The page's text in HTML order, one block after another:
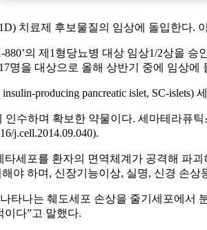
치료제 후보물질의 임상에 돌입한
의 제1형당뇨병 대상 임상1/2상을 승
명을 대상으로 올해 상반기 중에 임상
producing pancreatic islet, SC-
수하며 확보한 약물이다. 세마테라퓨
j.cell.2014.09.040).
세포를 환자의 면역체계가 공격해 파
야 하며, 신장기능이상, 실명, 신경 손
타나는 췌도세포 손상을 줄기세포에
다”고 말했다.